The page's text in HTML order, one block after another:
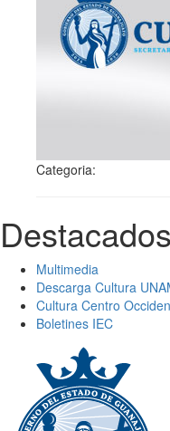
Categoria:
Destacados
Multimedia
Descarga Cultura
Cultura Centro
Boletines IEC